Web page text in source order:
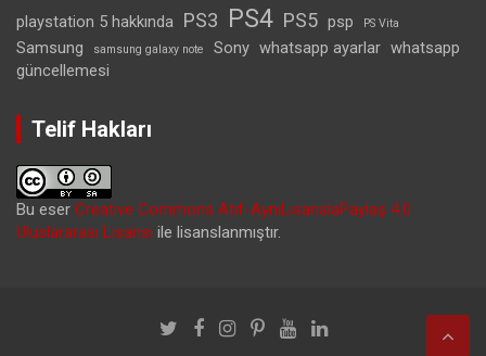
playstation 5 hakkında PS3 PS4 PS5 psp PS Vita
Samsung samsung galaxy note Sony whatsapp ayarlar whatsapp
güncellemesi
Telif Hakları
Bu eser Creative Commons Atıf-AynıLisanslaPaylaş 4.0
Uluslararası Lisansı ile lisanslanmıştır.